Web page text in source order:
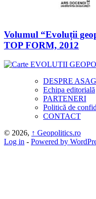
Volumul “Evoluții
TOP FORM, 2012
DESPRE
Echipa editorială
PARTENERI
Politică de
CONTACT
© 2026, ↑ Geopolitics.ro
Log in - Powered by